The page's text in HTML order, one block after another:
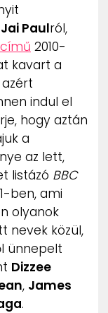
Jai Paulról,
2010-
kavart a
indul el
hogy aztán
a
az lett,
listázó BBC
ben, ami
olyanok
nevek közül,
ünnepelt
Dizzee
, James
.